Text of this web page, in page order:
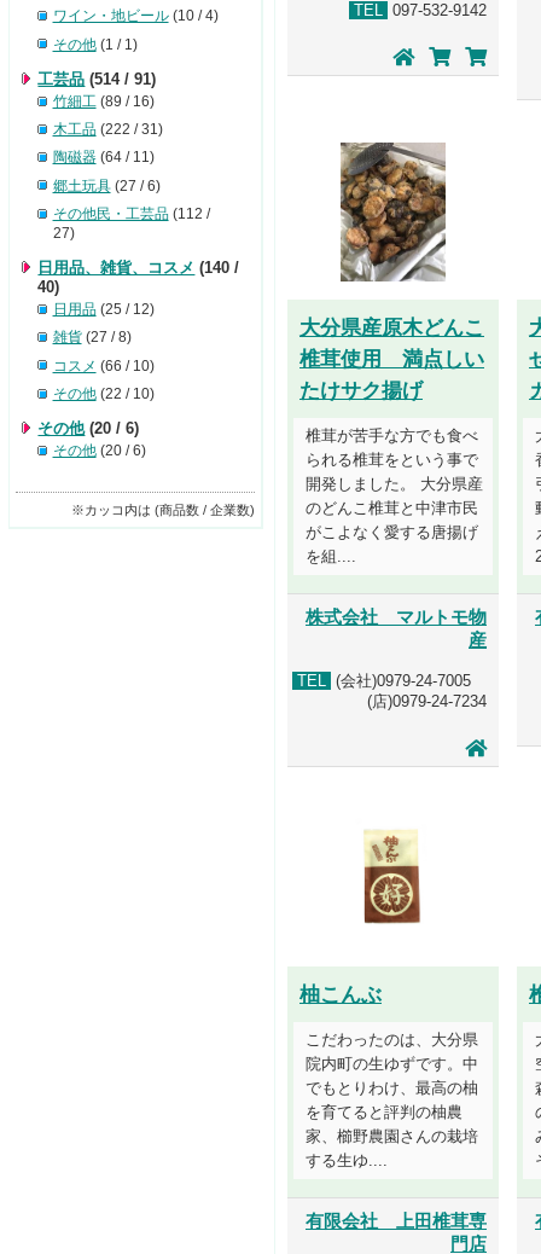
TEL 097-532-9142
大分県産原木どんこ
椎茸使用 満点しい
たけサク揚げ
椎茸が苦手な方でも食べ
られる椎茸をという事で
開発しました。 大分県産
のどんこ椎茸と中津市民
がこよなく愛する唐揚げ
を組....
株式会社 マルトモ物
産
TEL (会社)0979-24-7005
(店)0979-24-7234
柚こんぶ
こだわったのは、大分県
院内町の生ゆずです。中
でもとりわけ、最高の柚
を育てると評判の柚農
家、櫛野農園さんの栽培
する生ゆ....
有限会社 上田椎茸専
門店
ワイン・地ビール(10 / 4)
その他(1 / 1)
工芸品 (514 / 91)
竹細工(89 / 16)
木工品(222 / 31)
陶磁器(64 / 11)
郷土玩具(27 / 6)
その他民・工芸品(112 /
27)
日用品、雑貨、コスメ (140 /
40)
日用品(25 / 12)
雑貨(27 / 8)
コスメ (66 / 10)
その他(22 / 10)
その他(20 / 6)
その他(20 / 6)
※カッコ内は (商品数 / 企業数)